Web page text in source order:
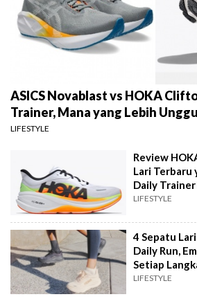
ASICS Novablast vs HOKA
Trainer, Mana yang Lebih
LIFESTYLE
Review
Lari Terbaru
Daily
LIFESTYLE
4 Sepatu
Daily Run,
Setiap
LIFESTYLE